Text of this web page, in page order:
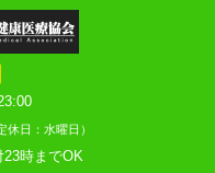
休日：水曜日）
23時までOK